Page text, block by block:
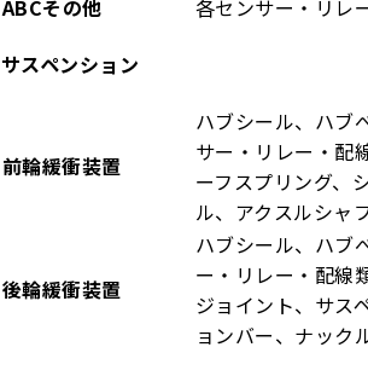
ABCその他
各センサー・リレ
サスペンション
前輪緩衝装置
ハブシール、ハブ
サー・リレー・配
ーフスプリング、
ル、アクスルシャ
後輪緩衝装置
ハブシール、ハブ
ー・リレー・配線
ジョイント、サス
ョンバー、ナック